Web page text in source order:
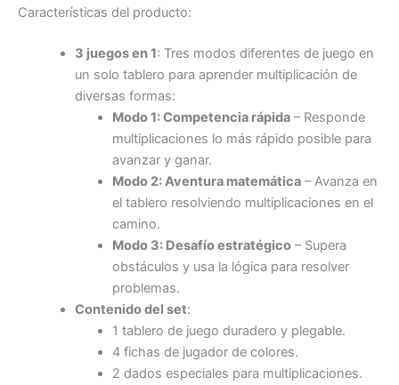
Características del producto:
3 juegos en 1: Tres modos diferentes de juego en
un solo tablero para aprender multiplicación de
diversas formas:
Modo 1: Competencia rápida– Responde
multiplicaciones lo más rápido posible para
avanzar y ganar.
Modo 2: Aventura matemática– Avanza en
el tablero resolviendo multiplicaciones en el
camino.
Modo 3: Desafío estratégico– Supera
obstáculos y usa la lógica para resolver
problemas.
Contenido del set:
1 tablero de juego duradero y plegable.
4 fichas de jugador de colores.
2 dados especiales para multiplicaciones.